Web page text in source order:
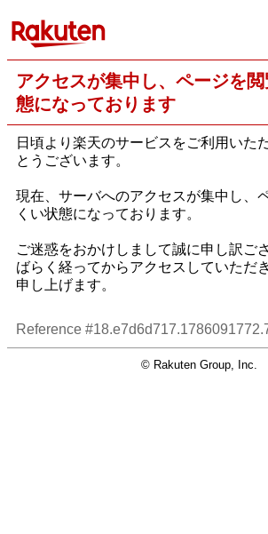
アクセスが集中し、ページを
態になっております
日頃より楽天のサービスをご利用いた
とうございます。
現在、サーバへのアクセスが集中し、
くい状態になっております。
ご迷惑をおかけしまして誠に申し訳ご
ばらく経ってからアクセスしていただ
申し上げます。
Reference
© Rakuten Group, Inc.